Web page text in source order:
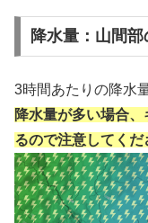
降水量：山間
3時間あたりの降水
降水量が多い場合
るので注意してくだ